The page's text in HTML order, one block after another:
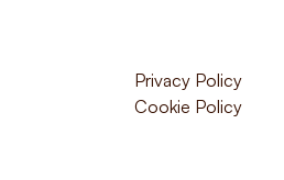
Privacy Policy
Cookie Policy